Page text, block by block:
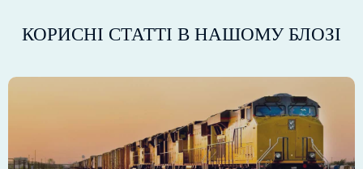
КОРИСНІ СТАТТІ В НАШОМУ БЛОЗІ